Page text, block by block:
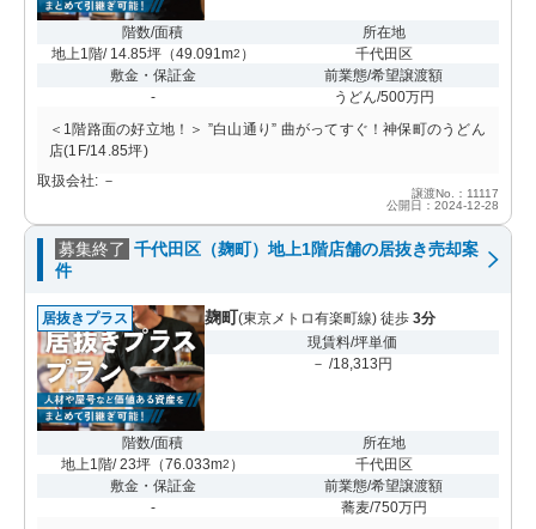
階数/面積
地上1階/ 14.85坪（49.091m2 ）
所在地
千代田区
敷金・保証金
-
前業態/希望譲渡額
うどん/500万円
＜1階路面の好立地！＞ ”白山通り” 曲がってすぐ！神保町のうどん
店(1F/14.85坪)
取扱会社: －
譲渡No.：11117
公開日：2024-12-28
募集終了 千代田区（麹町）地上1階店舗の居抜き売却案
件
居抜きプラス 麹町(東京メトロ有楽町線) 徒歩 3分
現賃料/坪単価
－ /18,313円
階数/面積
地上1階/ 23坪 （76.033m2 ）
所在地
千代田区
敷金・保証金
-
前業態/希望譲渡額
蕎麦/750万円